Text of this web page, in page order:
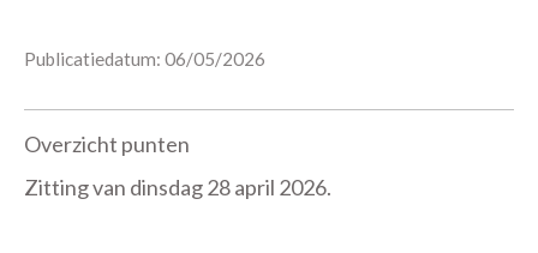
Publicatiedatum: 06/05/2026
Overzicht punten
Zitting van dinsdag 28 april 2026.